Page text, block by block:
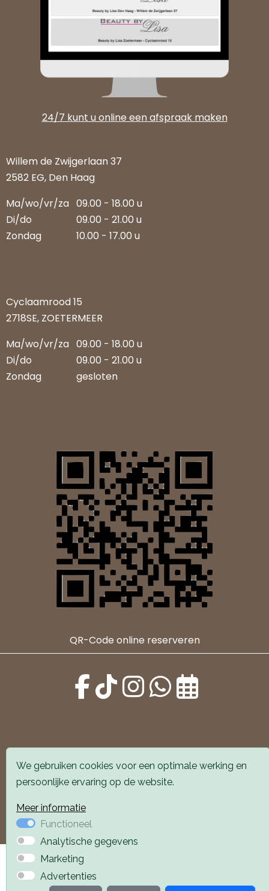
24/7 kunt u online een afspraak maken
Willem de Zwijgerlaan 37
2582 EG, Den Haag
Ma/wo/vr/za 09.00 - 18.00 u
Di/do
09.00 - 21.00 u
Zondag
10.00 - 17.00 u
Cyclaamrood 15
2718SE, ZOETERMEER
Ma/wo/vr/za 09.00 - 18.00 u
Di/do
09.00 - 21.00 u
Zondag
gesloten
QR-Code online reserveren
Alle locaties zijn goed bereikbaar met auto en
openbaar vervoer. Er is parkeergelegenheid voor de
Privacyverklaring
We gebruiken cookies voor een optimale werking en
persoonlijke ervaring op de website.
Meer informatie
Functioneel
Analytische gegevens
Marketing
Advertenties